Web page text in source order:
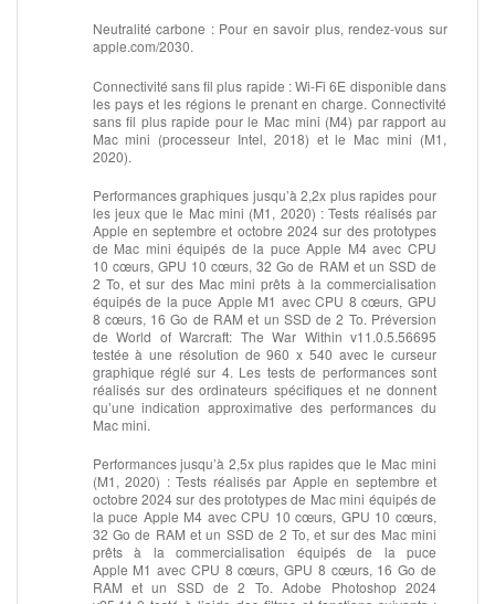
Neutralité carbone :Pour en savoir plus, rendez-vous sur
apple.com/2030.
Connectivité sans fil plus rapide :Wi-Fi 6E disponible dans
les pays et les régions le prenant en charge. Connectivité
sans fil plus rapide pour le Mac mini (M4) par rapport au
Mac mini (processeur Intel, 2018) et le Mac mini (M1,
2020).
Performances graphiques jusqu’à 2,2x plus rapides pour
les jeux que le Mac mini (M1, 2020) : Tests réalisés par
Apple en septembre et octobre 2024 sur des prototypes
de Mac mini équipés de la puce Apple M4 avec CPU
10 cœurs, GPU 10 cœurs, 32 Go de RAM et un SSD de
2 To, et sur des Mac mini prêts à la commercialisation
équipés de la puce Apple M1 avec CPU 8 cœurs, GPU
8 cœurs, 16 Go de RAM et un SSD de 2 To. Préversion
de World of Warcraft: The War Within v11.0.5.56695
testée à une résolution de 960 x 540 avec le curseur
graphique réglé sur 4. Les tests de performances sont
réalisés sur des ordinateurs spécifiques et ne donnent
qu’une indication approximative des performances du
Mac mini.
Performances jusqu’à 2,5x plus rapides que le Mac mini
(M1, 2020) :Tests réalisés par Apple en septembre et
octobre 2024 sur des prototypes de Mac mini équipés de
la puce Apple M4 avec CPU 10 cœurs, GPU 10 cœurs,
32 Go de RAM et un SSD de 2 To, et sur des Mac mini
prêts à la commercialisation équipés de la puce
Apple M1 avec CPU 8 cœurs, GPU 8 cœurs, 16 Go de
RAM et un SSD de 2 To. Adobe Photoshop 2024